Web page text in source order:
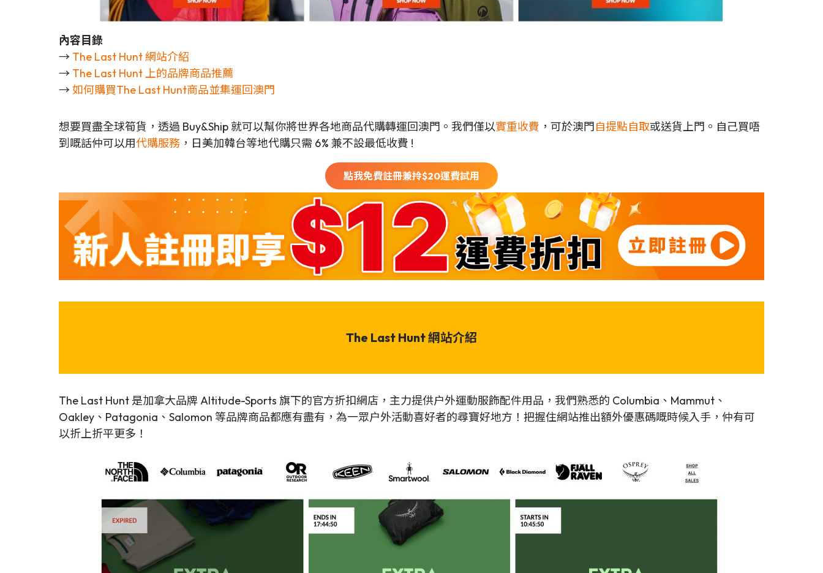
內容目錄
→ The Last Hunt 網站介紹
→ The Last Hunt 上的品牌商品推薦
→ 如何購買The Last Hunt商品並集運回澳門
想要買盡全球筍貨，透過 Buy&Ship 就可以幫你將世界各地商品代購轉運回澳門。我們僅以實重收費 ，可於澳門自提點自取或送貨上門。自己買唔
到嘅話仲可以用代購服務 ，日美加韓台等地代購只需 6% 兼不設最低收費 !
點我免費註冊兼拎$20運費試用
The Last Hunt 網站介紹
The Last Hunt 是加拿大品牌 Altitude-Sports 旗下的官方折扣網店，主力提供户外運動服飾配件用品，我們熟悉的 Columbia、Mammut、
Oakley、Patagonia、Salomon 等品牌商品都應有盡有，為一眾户外活動喜好者的尋寶好地方！把握住網站推出額外優惠碼嘅時候入手，仲有可
以折上折平更多！